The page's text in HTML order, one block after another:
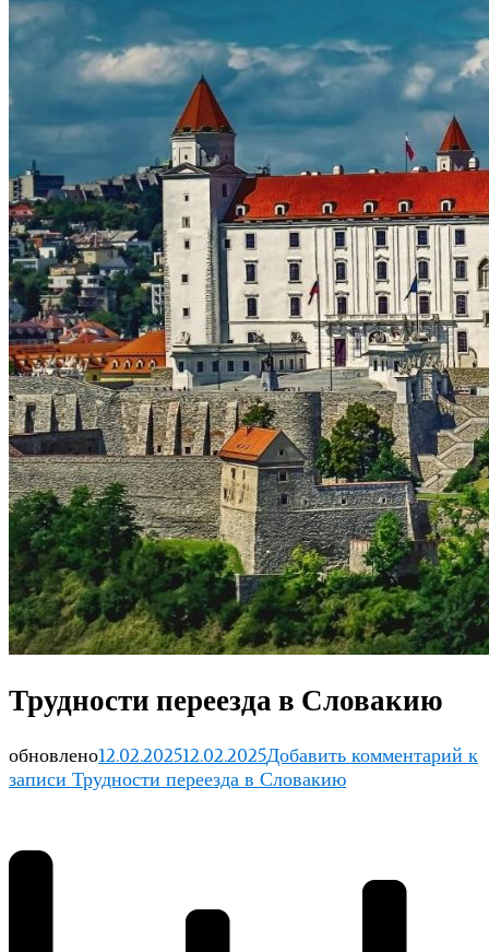
Трудности переезда в Словакию
обновлено12.02.202512.02.2025Добавить комментарий к
записи Трудности переезда в Словакию